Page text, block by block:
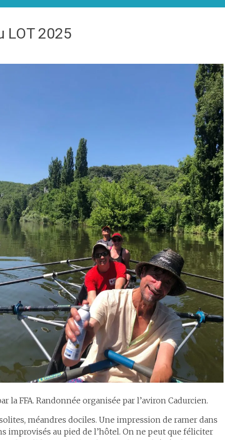
LOT 2025
la FFA. Randonnée organisée par l’aviron Cadurcien.
méandres dociles. Une impression de ramer dans
improvisés au pied de l’hôtel. On ne peut que féliciter